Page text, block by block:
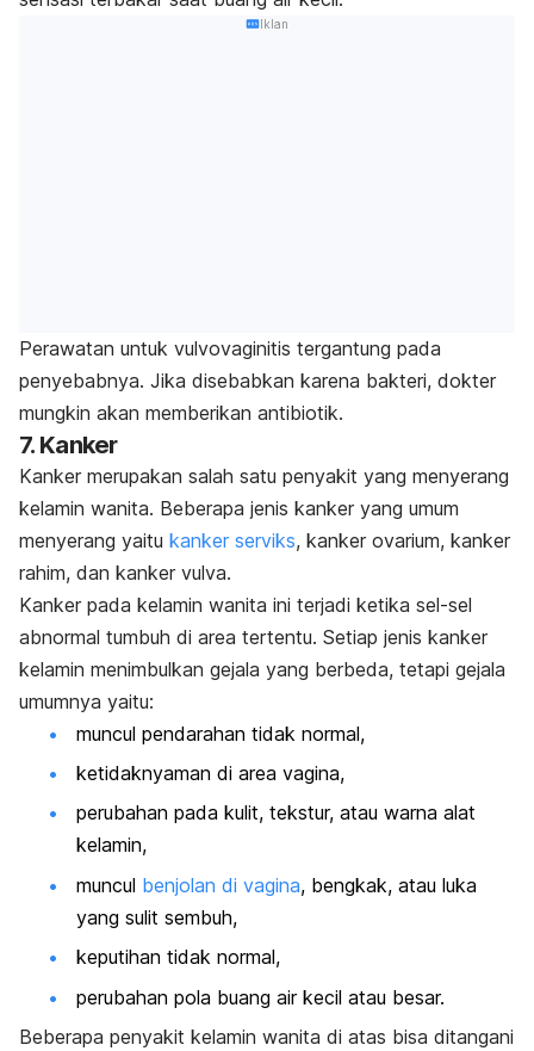
Iklan
Perawatan untuk vulvovaginitis tergantung pada
penyebabnya. Jika disebabkan karena bakteri, dokter
mungkin akan memberikan antibiotik.
7. Kanker
Kanker merupakan salah satu penyakit yang menyerang
kelamin wanita. Beberapa jenis kanker yang umum
menyerang yaitu kanker serviks, kanker ovarium, kanker
rahim, dan kanker vulva.
Kanker pada kelamin wanita ini terjadi ketika sel-sel
abnormal tumbuh di area tertentu. Setiap jenis kanker
kelamin menimbulkan gejala yang berbeda, tetapi gejala
umumnya yaitu:
muncul pendarahan tidak normal,
ketidaknyaman di area vagina,
perubahan pada kulit, tekstur, atau warna alat
kelamin,
muncul benjolan di vagina, bengkak, atau luka
yang sulit sembuh,
keputihan tidak normal,
perubahan pola buang air kecil atau besar.
Beberapa penyakit kelamin wanita di atas bisa ditangani